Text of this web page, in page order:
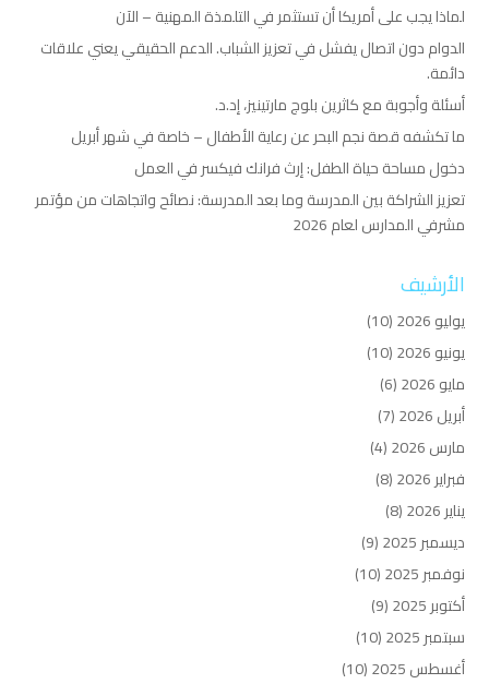
لماذا يجب على أمريكا أن تستثمر في التلمذة المهنية – الآن
الدوام دون اتصال يفشل في تعزيز الشباب. الدعم الحقيقي يعني علاقات
دائمة.
أسئلة وأجوبة مع كاثرين بلوج مارتينيز، إد.د.
ما تكشفه قصة نجم البحر عن رعاية الأطفال – خاصة في شهر أبريل
دخول مساحة حياة الطفل: إرث فرانك فيكسر في العمل
تعزيز الشراكة بين المدرسة وما بعد المدرسة: نصائح واتجاهات من مؤتمر
مشرفي المدارس لعام 2026
الأرشيف
يوليو 2026
(10)
يونيو 2026
(10)
مايو 2026
(6)
أبريل 2026
(7)
مارس 2026
(4)
فبراير 2026
(8)
يناير 2026
(8)
ديسمبر 2025
(9)
نوفمبر 2025
(10)
أكتوبر 2025
(9)
سبتمبر 2025
(10)
أغسطس 2025
(10)